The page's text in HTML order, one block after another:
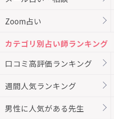
Zoom占い
カテゴリ別占い師ランキング
口コミ高評価ランキング
週間人気ランキング
男性に人気がある先生